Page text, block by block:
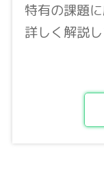
特有の課題
詳しく解説し